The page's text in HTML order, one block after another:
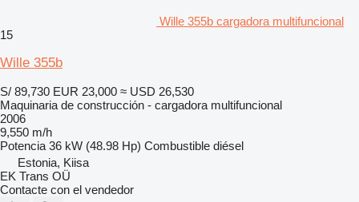
Wille 355b cargadora multifuncional
15
Wille 355b
S/ 89,730 EUR 23,000 ≈ USD 26,530
Maquinaria de construcción - cargadora multifuncional
2006
9,550 m/h
Potencia 36 kW (48.98 Hp) Combustible diésel
Estonia, Kiisa
EK Trans OÜ
Contacte con el vendedor